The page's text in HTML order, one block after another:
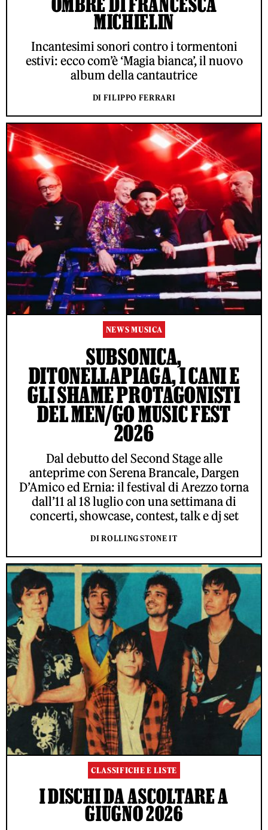
MICHIELIN
Incantesimi sonori contro i tormentoni
estivi: ecco com’è ‘Magia bianca’, il nuovo
album della cantautrice
DI FILIPPO FERRARI
NEWS MUSICA
SUBSONICA,
DITONELLAPIAGA, I CANI E
GLI SHAME PROTAGONISTI
DEL MEN/GO MUSIC FEST
2026
Dal debutto del Second Stage alle
anteprime con Serena Brancale, Dargen
D’Amico ed Ernia: il festival di Arezzo torna
dall’11 al 18 luglio con una settimana di
concerti, showcase, contest, talk e dj set
DI ROLLING STONE IT
CLASSIFICHE E LISTE
I DISCHI DA ASCOLTARE A
GIUGNO 2026